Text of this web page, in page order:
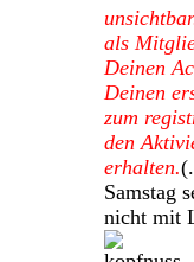
als
Deinen
Deinen
zum
den
erhalten.
Samstag
nicht mit